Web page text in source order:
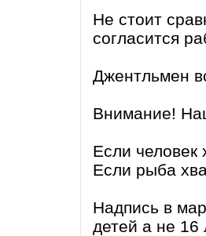
Не стоит
согласится
Джентльмен
Внимание!
Если человек
Если рыба
Надпись в
детей а не 16